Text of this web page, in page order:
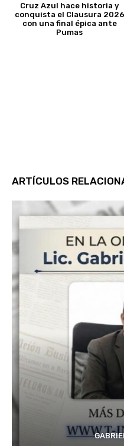
Cruz Azul hace historia y
conquista el Clausura 2026
con una final épica ante
Pumas
ARTÍCULOS